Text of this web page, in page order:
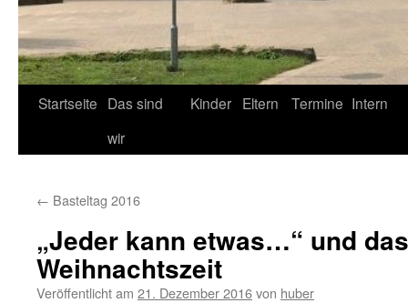
Startseite Das sind
wir
Kinder Eltern Termine Intern
← Basteltag 2016
„Jeder kann etwas…“ und
Weihnachtszeit
Veröffentlicht am 21. Dezember 2016von huber